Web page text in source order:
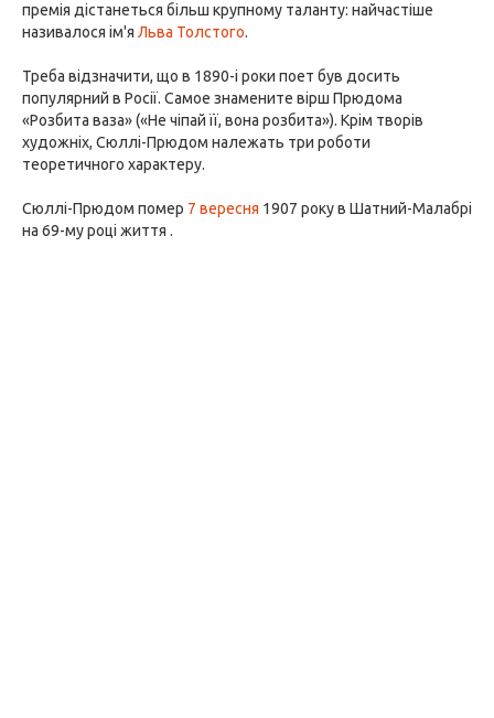
премія дістанеться більш крупному таланту: найчастіше
називалося ім'я Льва Толстого.
Треба відзначити, що в 1890-і роки поет був досить
популярний в Росії. Самое знамените вірш Прюдома
«Розбита ваза» («Не чіпай її, вона розбита»). Крім творів
художніх, Сюллі-Прюдом належать три роботи
теоретичного характеру.
Сюллі-Прюдом помер 7 вересня 1907 року в Шатний-Малабрі
на 69-му році життя .